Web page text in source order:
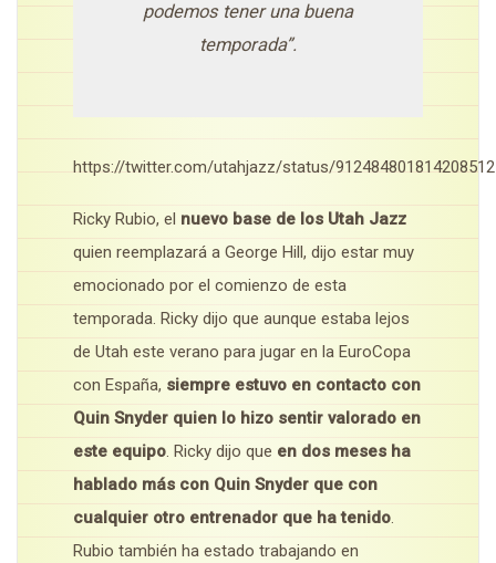
podemos tener una buena
temporada”.
https://twitter.com/utahjazz/status/912484801814208512
Ricky Rubio, el nuevo base de los Utah Jazz
quien reemplazará a George Hill, dijo estar muy
emocionado por el comienzo de esta
temporada. Ricky dijo que aunque estaba lejos
de Utah este verano para jugar en la EuroCopa
con España, siempre estuvo en contacto con
Quin Snyder quien lo hizo sentir valorado en
este equipo. Ricky dijo que en dos meses ha
hablado más con Quin Snyder que con
cualquier otro entrenador que ha tenido.
Rubio también ha estado trabajando en